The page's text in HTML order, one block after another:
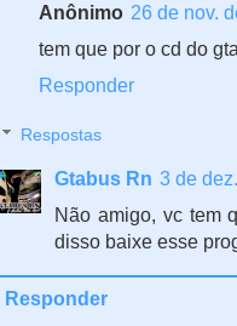
Anônimo 26 de nov.
tem que por o cd do
Responder
Respostas
Gtabus Rn 3 de
Não amigo, vc tem
disso baixe esse
Responder